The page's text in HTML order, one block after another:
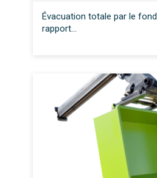
Évacuation totale par le
rapport...